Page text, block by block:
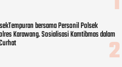
bersama Personil Polsek
Karawang. Sosialisasi Kamtibmas dalam